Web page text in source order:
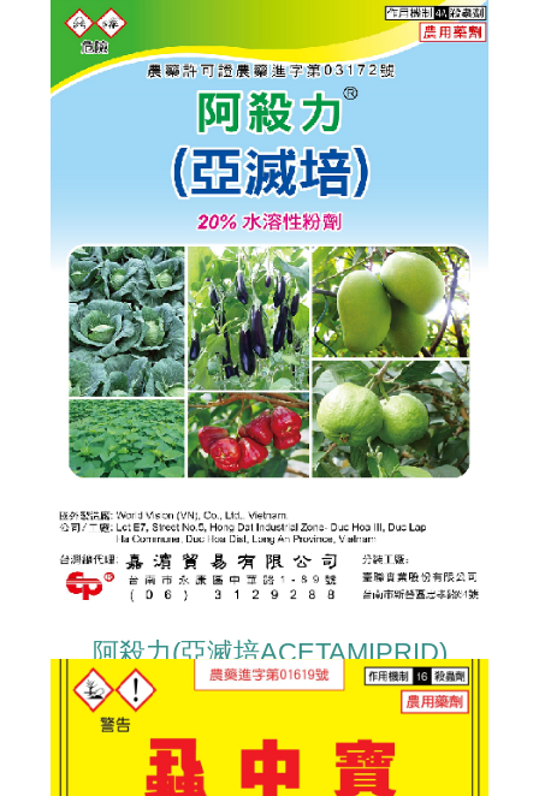
阿殺力(亞滅培ACETAMIPRID)